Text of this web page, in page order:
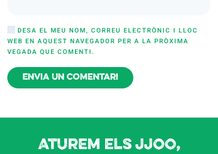
DESA EL MEU NOM, CORREU ELECTRÒNIC I LLOC
WEB EN AQUEST NAVEGADOR PER A LA PRÒXIMA
VEGADA QUE COMENTI.
Envia un comentari
Aturem els JJOO,